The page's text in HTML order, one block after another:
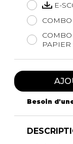
E-
COMBO
PAPIER
Besoin